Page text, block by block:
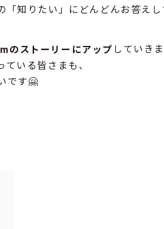
「知りたい」にどんどんお答え
のストーリーにアップ していき
いる皆さまも、
です🤗